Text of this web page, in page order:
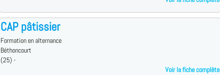
CAP pâtissier
Formation en alternance
Béthoncourt
(25) -
Voir la fiche complète